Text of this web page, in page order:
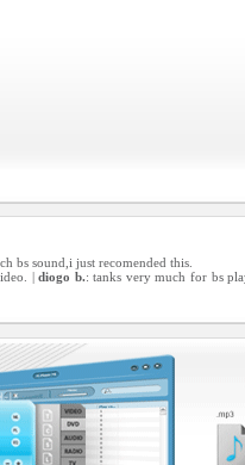
bs sound,i just recomended this.
|diogo b.: tanks very much for bs